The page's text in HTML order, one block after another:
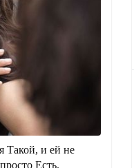
Такой, и ей не
Есть.